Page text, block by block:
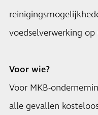
voedselverwerking op
Voor wie?
Voor MKB-
alle gevallen